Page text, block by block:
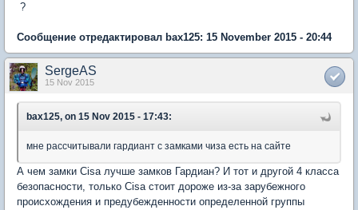
?
Сообщение отредактировал bax125: 15 November 2015 - 20:44
SergeAS
15 Nov 2015
bax125, on 15 Nov 2015 - 17:43:
мне рассчитывали гардиант с замками чиза есть на сайте
А чем замки Cisa лучше замков Гардиан? И тот и другой 4 класса
безопасности, только Cisa стоит дороже из-за зарубежного
происхождения и предубежденности определенной группы